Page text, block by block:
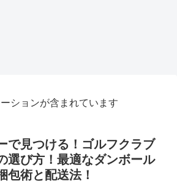
ションが含まれています
で見つける！ゴルフクラブ
選び方！最適なダンボール
包術と配送法！